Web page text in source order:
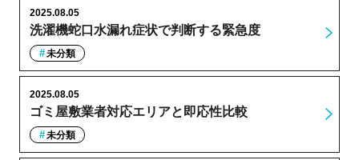
洗濯機蛇口水漏れ症状で判断する緊急度
2025.08.05
未分類
ゴミ屋敷業者対応エリアと即応性比較
2025.08.05
未分類